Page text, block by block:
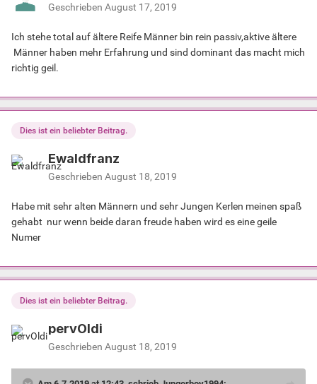
Geschrieben August 17, 2019
Ich stehe total auf ältere Reife Männer bin rein passiv,aktive ältere
Männer haben mehr Erfahrung und sind dominant das macht mich
richtig geil.
Dies ist ein beliebter Beitrag.
Ewaldfranz
Geschrieben August 18, 2019
Habe mit sehr alten Männern und sehr Jungen Kerlen meinen spaß
gehabt nur wenn beide daran freude haben wird es eine geile
Numer
Dies ist ein beliebter Beitrag.
pervOldi
Geschrieben August 18, 2019